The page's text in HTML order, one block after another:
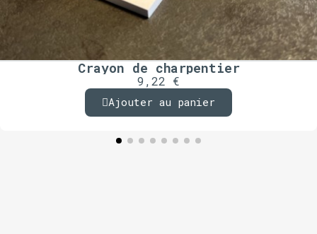
Crayon de charpentier
9,22 €
Ajouter au panier